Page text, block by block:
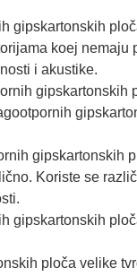
gipskartonskih
koej
i akustike.
gipskartonskih
gipskartonskih
Koriste se
gipskartonskih
ploča velike